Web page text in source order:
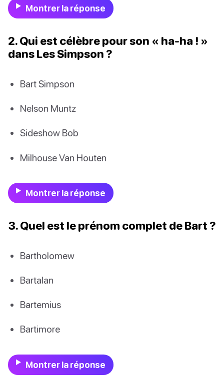
Montrer la réponse
2. Qui est célèbre pour son « ha-ha ! »
dans Les Simpson ?
Bart Simpson
Nelson Muntz
Sideshow Bob
Milhouse Van Houten
Montrer la réponse
3. Quel est le prénom complet de Bart ?
Bartholomew
Bartalan
Bartemius
Bartimore
Montrer la réponse